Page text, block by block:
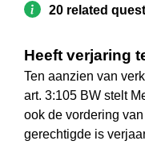
20 related
Heeft verjaring
Ten aanzien van
art. 3:105 BW stelt
ook de vordering
gerechtigde is